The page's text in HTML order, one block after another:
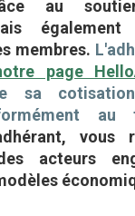
au
membres.
page
sa
au
vous
acteurs